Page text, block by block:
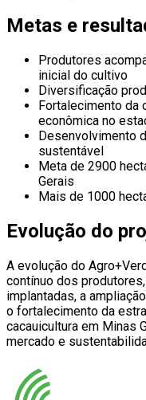
Metas e
Produtores
inicial do cultivo
Diversificação
Fortalecimento da
econômica no
Desenvolvimento
sustentável
Meta de 2900
Gerais
Mais de 1000
Evolução do
A evolução do
contínuo dos
implantadas, a
o fortalecimento da
cacauicultura em Minas
mercado e